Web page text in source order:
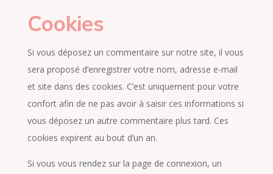
Cookies
Si vous déposez un commentaire sur notre site, il vous
sera proposé d’enregistrer votre nom, adresse e-mail
et site dans des cookies. C’est uniquement pour votre
confort afin de ne pas avoir à saisir ces informations si
vous déposez un autre commentaire plus tard. Ces
cookies expirent au bout d’un an.
Si vous vous rendez sur la page de connexion, un